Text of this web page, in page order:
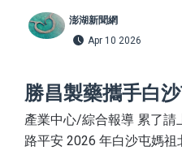
澎湖新聞網
Apr 10 2026
勝昌製藥攜手白
產業中心/綜合報導 累了請
路平安 2026 年白沙屯媽祖